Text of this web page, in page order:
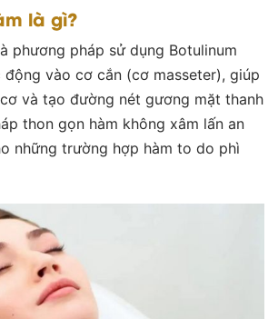
là gì?
phương pháp sử dụng Botulinum
động vào cơ cắn (cơ masseter), giúp
và tạo đường nét gương mặt thanh
thon gọn hàm không xâm lấn an
những trường hợp hàm to do phì